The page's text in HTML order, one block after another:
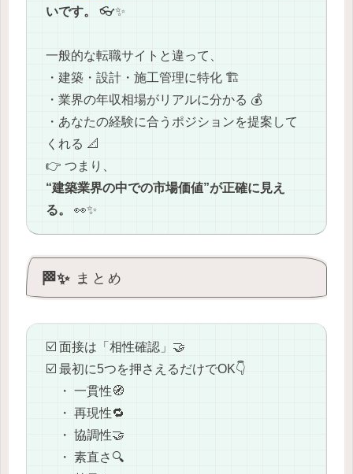
いです。
👓✨
一般的な転職サイトと違って、
・建築・設計・施工管理に特化 🏗️
・業界の年収相場がリアルに分かる 💰
・あなたの経験に合うポジションを提案して
くれる 📐
👉 つまり、
“建築業界の中での市場価値”が正確に見え
る。
👀✨
🏁✨ まとめ
☑️ 面接は「相性確認」🤝
☑️ 最初に5つを押さえるだけでOK👇
・ 一貫性🧭
・ 再現性🔁
・ 協調性🤝
・ 素直さ🔍